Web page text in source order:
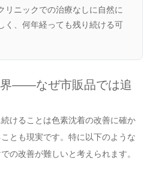
リニックでの治療なしに自然に
く、何年経っても残り続ける可
——なぜ市販品では追
けることは色素沈着の改善に確か
とも現実です。特に以下のような
の改善が難しいと考えられます。